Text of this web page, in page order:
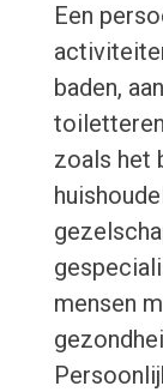
Een
baden,
zoals het
mensen